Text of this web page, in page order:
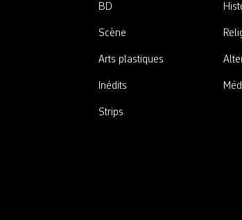
BD
Scène
Arts plastiques
Inédits
Strips